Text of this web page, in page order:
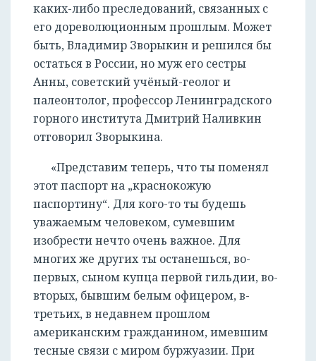
каких-либо преследований, связанных с
его дореволюционным прошлым. Может
быть, Владимир Зворыкин и решился бы
остаться в России, но муж его сестры
Анны, советский учёный-геолог и
палеонтолог, профессор Ленинградского
горного института Дмитрий Наливкин
отговорил Зворыкина.
«Представим теперь, что ты поменял
этот паспорт на „краснокожую
паспортину“. Для кого-то ты будешь
уважаемым человеком, сумевшим
изобрести нечто очень важное. Для
многих же других ты останешься, во-
первых, сыном купца первой гильдии, во-
вторых, бывшим белым офицером, в-
третьих, в недавнем прошлом
американским гражданином, имевшим
тесные связи с миром буржуазии. При